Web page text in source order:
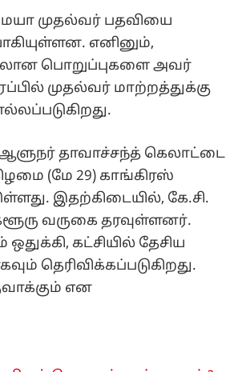
முதல்வர் பதவியை
எனினும்,
பொறுப்புகளை அவர்
முதல்வர் மாற்றத்துக்கு
ஆளுநர் தாவாச்சந்த் கெலாட்டை
(மே 29) காங்கிரஸ்
இதற்கிடையில், கே.சி.
வருகை தரவுள்ளனர்.
கட்சியில் தேசிய
தெரிவிக்கப்படுகிறது.
என